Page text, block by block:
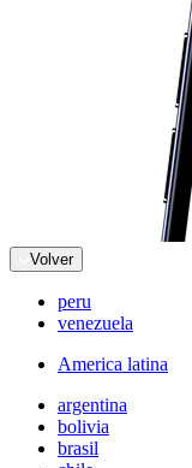
Volver
peru
venezuela
America latina
argentina
bolivia
brasil